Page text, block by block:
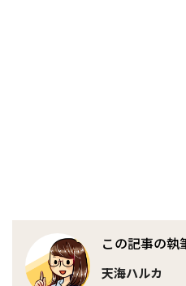
この記事の執
天海ハルカ